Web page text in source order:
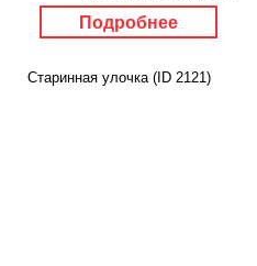
Подробнее
Старинная улочка (ID 2121)